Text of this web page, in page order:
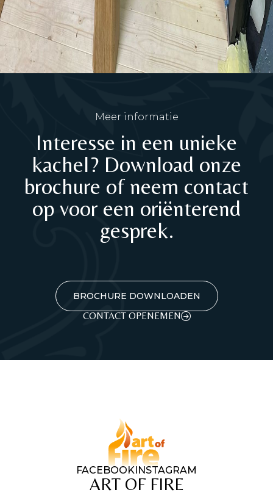
Meer informatie
Interesse in een unieke
kachel? Download onze
brochure of neem contact
op voor een oriënterend
gesprek.
BROCHURE DOWNLOADEN
CONTACT OPENEMEN
FACEBOOKINSTAGRAM
ART OF FIRE